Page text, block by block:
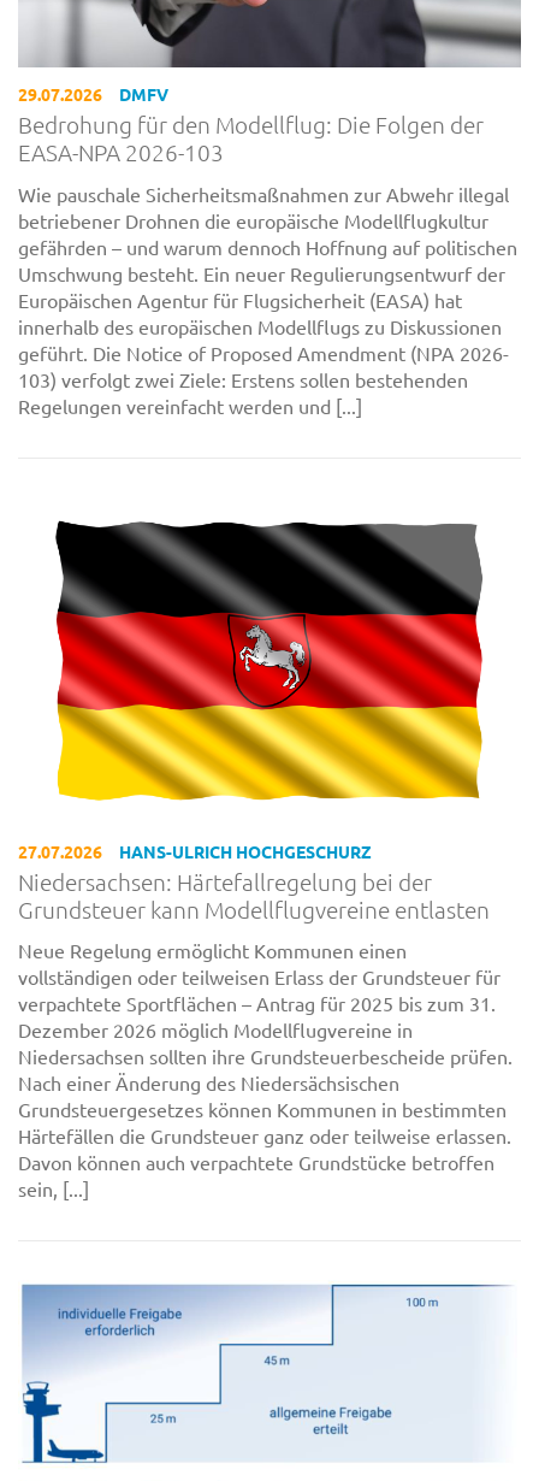
29.07.2026 DMFV
Bedrohung für den Modellflug: Die Folgen der
EASA-NPA 2026-103
Wie pauschale Sicherheitsmaßnahmen zur Abwehr illegal
betriebener Drohnen die europäische Modellflugkultur
gefährden – und warum dennoch Hoffnung auf politischen
Umschwung besteht. Ein neuer Regulierungsentwurf der
Europäischen Agentur für Flugsicherheit (EASA) hat
innerhalb des europäischen Modellflugs zu Diskussionen
geführt. Die Notice of Proposed Amendment (NPA 2026-
103) verfolgt zwei Ziele: Erstens sollen bestehenden
Regelungen vereinfacht werden und [...]
27.07.2026 HANS-ULRICH HOCHGESCHURZ
Niedersachsen: Härtefallregelung bei der
Grundsteuer kann Modellflugvereine entlasten
Neue Regelung ermöglicht Kommunen einen
vollständigen oder teilweisen Erlass der Grundsteuer für
verpachtete Sportflächen – Antrag für 2025 bis zum 31.
Dezember 2026 möglich Modellflugvereine in
Niedersachsen sollten ihre Grundsteuerbescheide prüfen.
Nach einer Änderung des Niedersächsischen
Grundsteuergesetzes können Kommunen in bestimmten
Härtefällen die Grundsteuer ganz oder teilweise erlassen.
Davon können auch verpachtete Grundstücke betroffen
sein, [...]